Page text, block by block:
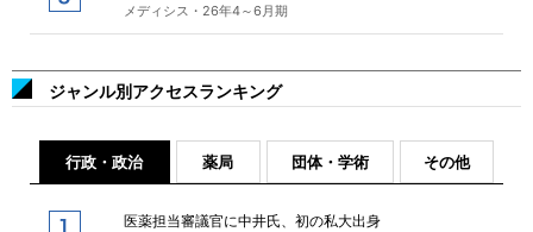
メディシス・26年4～6月期
ジャンル別アクセスランキング
行政・政治 薬局 団体・学術 その他
医薬担当審議官に中井氏、初の私大出身